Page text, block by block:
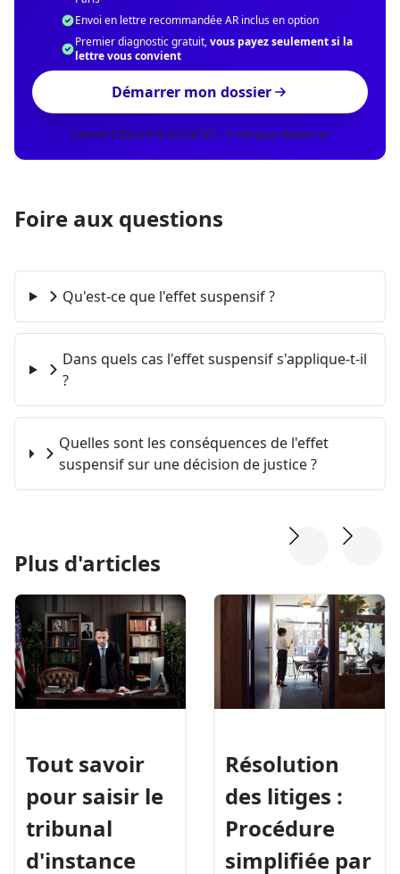
Envoi en lettre recommandée AR inclus en option
Premier diagnostic gratuit,vous payez seulement si la
lettre vous convient
Démarrer mon dossier
Cabinet ZIEGLER & ASSOCIÉS · 5 min pour démarrer
Foire aux questions
Qu'est-ce que l'effet suspensif ?
Dans quels cas l'effet suspensif s'applique-t-il
?
Quelles sont les conséquences de l'effet
suspensif sur une décision de justice ?
Plus d'articles
Tout savoir
pour saisir le
tribunal
d'instance
Résolution
des litiges :
Procédure
simplifiée par